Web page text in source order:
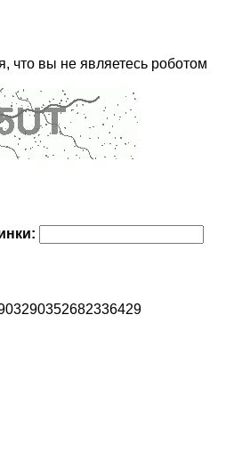
что вы не являетесь роботом